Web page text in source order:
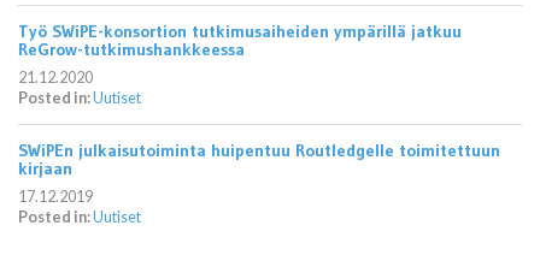
Työ SWiPE-konsortion tutkimusaiheiden ympärillä jatkuu
ReGrow-tutkimushankkeessa
21.12.2020
Posted in:Uutiset
SWiPEn julkaisutoiminta huipentuu Routledgelle toimitettuun
kirjaan
17.12.2019
Posted in:Uutiset